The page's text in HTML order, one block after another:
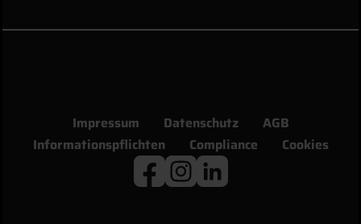
Impressum Datenschutz
AGB
Informationspflichten
Compliance Cookies